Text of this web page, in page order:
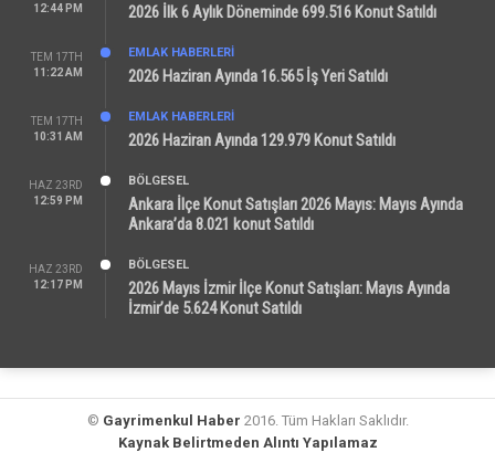
12:44 PM
2026 İlk 6 Aylık Döneminde 699.516 Konut Satıldı
TEM 17TH
11:22 AM
EMLAK HABERLERI
2026 Haziran Ayında 16.565 İş Yeri Satıldı
TEM 17TH
10:31 AM
EMLAK HABERLERI
2026 Haziran Ayında 129.979 Konut Satıldı
HAZ 23RD
12:59 PM
BÖLGESEL
Ankara İlçe Konut Satışları 2026 Mayıs: Mayıs Ayında
Ankara’da 8.021 konut Satıldı
HAZ 23RD
12:17 PM
BÖLGESEL
2026 Mayıs İzmir İlçe Konut Satışları: Mayıs Ayında
İzmir’de 5.624 Konut Satıldı
© Gayrimenkul Haber 2016. Tüm Hakları Saklıdır.
Kaynak Belirtmeden Alıntı Yapılamaz